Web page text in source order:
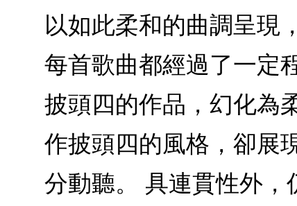
以如此柔和的曲調呈現
每首歌曲都經過了一定
披頭四的作品，幻化為
作披頭四的風格，卻展
分動聽。 具連貫性外，